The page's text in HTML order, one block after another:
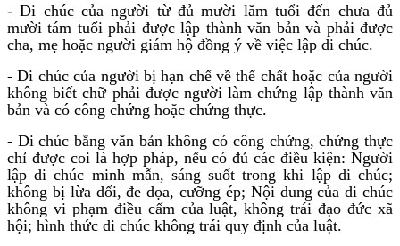
- Di chúc của người từ đủ mười lăm tuổi đến chưa đủ
mười tám tuổi phải được lập thành văn bản và phải được
cha, mẹ hoặc người giám hộ đồng ý về việc lập di chúc.
- Di chúc của người bị hạn chế về thể chất hoặc của người
không biết chữ phải được người làm chứng lập thành văn
bản và có công chứng hoặc chứng thực.
- Di chúc bằng văn bản không có công chứng, chứng thực
chỉ được coi là hợp pháp, nếu có đủ các điều kiện: Người
lập di chúc minh mẫn, sáng suốt trong khi lập di chúc;
không bị lừa dối, đe dọa, cưỡng ép; Nội dung của di chúc
không vi phạm điều cấm của luật, không trái đạo đức xã
hội; hình thức di chúc không trái quy định của luật.